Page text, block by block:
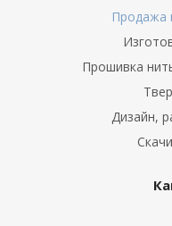
Продажа
Прошивка
Дизайн,